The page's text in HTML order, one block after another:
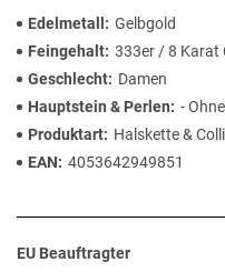
Edelmetall
Gelbgold
Feingehalt 333er / 8 Karat
Geschlecht
Damen
Hauptstein & Perlen
-
Produktart
Halskette &
EAN
4053642949851
EU Beauftragter